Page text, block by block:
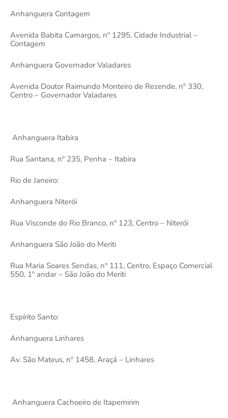
Anhanguera Contagem
Avenida Babita Camargos, nº 1295, Cidade Industrial –
Contagem
Anhanguera Governador Valadares
Avenida Doutor Raimundo Monteiro de Rezende, nº 330,
Centro – Governador Valadares
Anhanguera Itabira
Rua Santana, nº 235, Penha – Itabira
Rio de Janeiro:
Anhanguera Niterói
Rua Visconde do Rio Branco, nº 123, Centro – Niterói
Anhanguera São João do Meriti
Rua Maria Soares Sendas, nº 111, Centro, Espaço Comercial
550, 1º andar – São João do Meriti
Espírito Santo:
Anhanguera Linhares
Av. São Mateus, nº 1458, Araçá – Linhares
Anhanguera Cachoeiro de Itapemirim